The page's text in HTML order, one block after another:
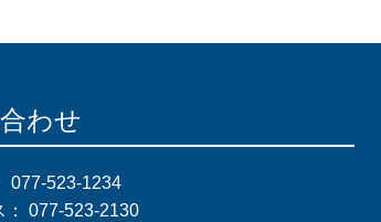
わせ
077-523-1234
077-523-2130